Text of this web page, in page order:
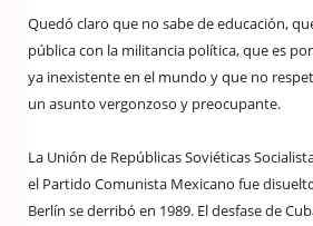
Quedó claro que no sabe de educación,
pública con la militancia política, que es
ya inexistente en el mundo y que no
un asunto vergonzoso y preocupante.
La Unión de Repúblicas Soviéticas
el Partido Comunista Mexicano fue
Berlín se derribó en 1989. El desfase de